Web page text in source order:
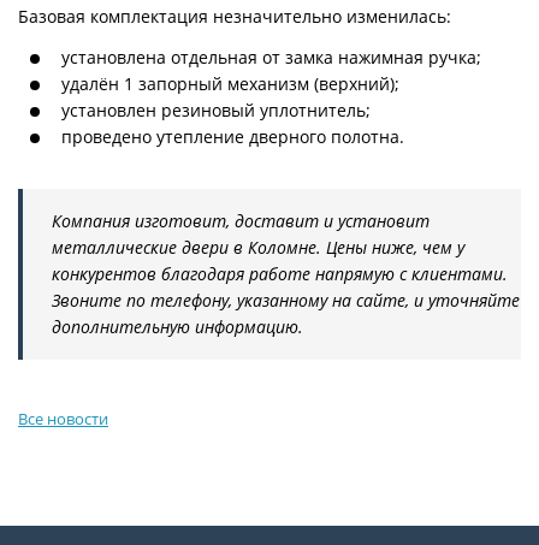
Базовая комплектация незначительно изменилась:
установлена отдельная от замка нажимная ручка;
удалён 1 запорный механизм (верхний);
установлен резиновый уплотнитель;
проведено утепление дверного полотна.
Компания изготовит, доставит и установит
металлические двери в Коломне. Цены ниже, чем у
конкурентов благодаря работе напрямую с клиентами.
Звоните по телефону, указанному на сайте, и уточняйте
дополнительную информацию.
Все новости